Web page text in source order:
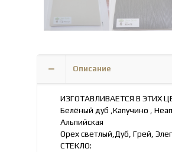
Описание
ИЗГОТАВЛИВАЕТСЯ В ЭТИХ
Белёный дуб ,Капучино ,
Альпийская
Орех светлый,Дуб, Грей,
СТЕКЛО: